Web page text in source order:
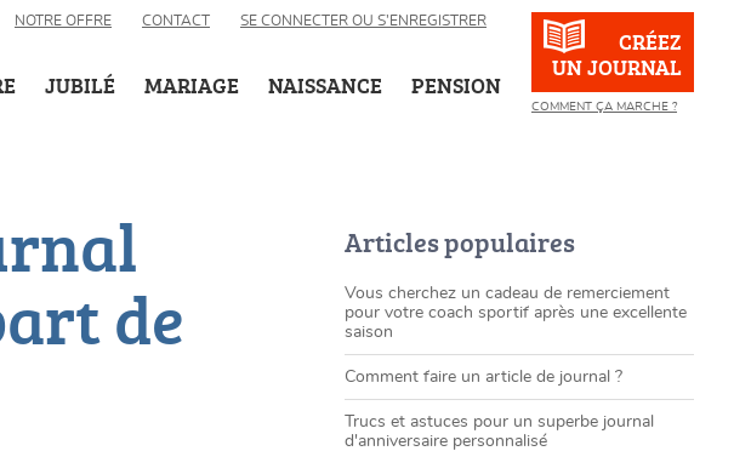
JUBILÉ MARIAGE NAISSANCE PENSION
CRÉEZ
UN JOURNAL
COMMENT ÇA MARCHE ?
NOTRE OFFRE CONTACT SE CONNECTER OU S’ENREGISTRER
de
Articles populaires
Vous cherchez un cadeau de remerciement
pour votre coach sportif après une excellente
saison
Comment faire un article de journal ?
Trucs et astuces pour un superbe journal
d'anniversaire personnalisé